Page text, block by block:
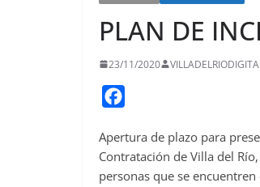
PLAN DE
23/11/2020
c
e
Apertura de plazo para
Contratación de Villa del
personas que se